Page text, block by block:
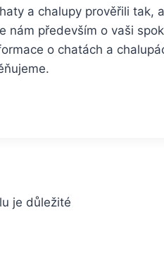
a chalupy prověřili
nám především o vaši
o chatách a
je důležité